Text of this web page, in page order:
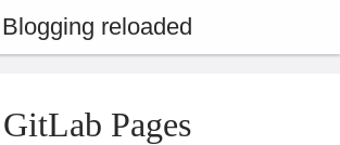
Blogging reloaded
GitLab Pages